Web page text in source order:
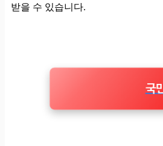
받을 수 있습니다.
국